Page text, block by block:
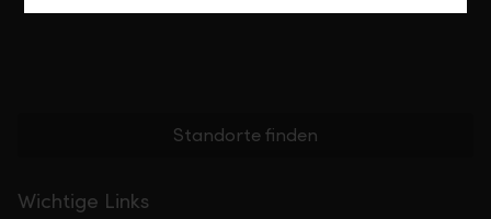
Standorte finden
Wichtige Links